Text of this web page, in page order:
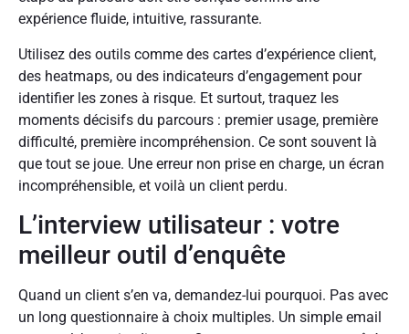
expérience fluide, intuitive, rassurante.
Utilisez des outils comme des cartes d’expérience client,
des heatmaps, ou des indicateurs d’engagement pour
identifier les zones à risque. Et surtout, traquez les
moments décisifs du parcours : premier usage, première
difficulté, première incompréhension. Ce sont souvent là
que tout se joue. Une erreur non prise en charge, un écran
incompréhensible, et voilà un client perdu.
L’interview utilisateur : votre
meilleur outil d’enquête
Quand un client s’en va, demandez-lui pourquoi. Pas avec
un long questionnaire à choix multiples. Un simple email